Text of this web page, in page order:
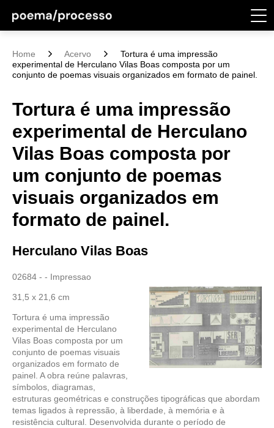
Home Acervo
Tortura é uma impressão
experimental de Herculano Vilas Boas composta por um
conjunto de poemas visuais organizados em formato de painel.
Tortura é uma impressão
experimental de Herculano
Vilas Boas composta por
um conjunto de poemas
visuais organizados em
formato de painel.
Herculano Vilas Boas
02684 - - Impressao
31,5 x 21,6 cm
Tortura é uma impressão
experimental de Herculano
Vilas Boas composta por um
conjunto de poemas visuais
organizados em formato de
painel. A obra reúne palavras,
símbolos, diagramas,
estruturas geométricas e construções tipográficas que abordam
temas ligados à repressão, à liberdade, à memória e à
resistência cultural. Desenvolvida durante o período de